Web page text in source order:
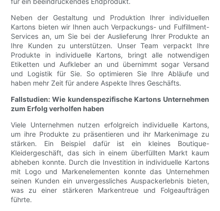
Neben der Gestaltung und Produktion Ihrer individuellen
Kartons bieten wir Ihnen auch Verpackungs- und Fulfillment-
Services an, um Sie bei der Auslieferung Ihrer Produkte an
Ihre Kunden zu unterstützen. Unser Team verpackt Ihre
Produkte in individuelle Kartons, bringt alle notwendigen
Etiketten und Aufkleber an und übernimmt sogar Versand
und Logistik für Sie. So optimieren Sie Ihre Abläufe und
haben mehr Zeit für andere Aspekte Ihres Geschäfts.
Fallstudien: Wie kundenspezifische Kartons Unternehmen
zum Erfolg verholfen haben
Viele Unternehmen nutzen erfolgreich individuelle Kartons,
um ihre Produkte zu präsentieren und ihr Markenimage zu
stärken. Ein Beispiel dafür ist ein kleines Boutique-
Kleidergeschäft, das sich in einem überfüllten Markt kaum
abheben konnte. Durch die Investition in individuelle Kartons
mit Logo und Markenelementen konnte das Unternehmen
seinen Kunden ein unvergessliches Auspackerlebnis bieten,
was zu einer stärkeren Markentreue und Folgeaufträgen
führte.